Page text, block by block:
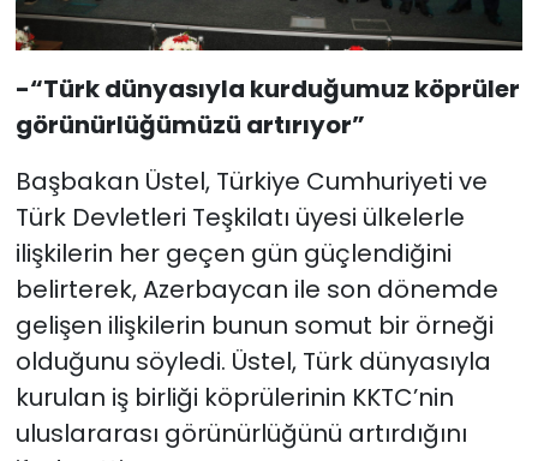
-“Türk dünyasıyla kurduğumuz köprüler
görünürlüğümüzü artırıyor”
Başbakan Üstel, Türkiye Cumhuriyeti ve
Türk Devletleri Teşkilatı üyesi ülkelerle
ilişkilerin her geçen gün güçlendiğini
belirterek, Azerbaycan ile son dönemde
gelişen ilişkilerin bunun somut bir örneği
olduğunu söyledi. Üstel, Türk dünyasıyla
kurulan iş birliği köprülerinin KKTC’nin
uluslararası görünürlüğünü artırdığını